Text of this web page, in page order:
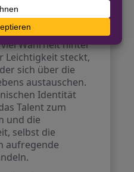
oft weniger um
Geselligkeit und
Abschließend
Wahrheit hinter
Leichtigkeit steckt,
sich über die
austauschen.
Identität
Talent zum
und die
selbst die
aufregende